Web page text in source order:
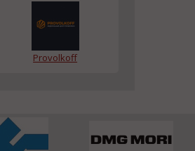
Provolkoff